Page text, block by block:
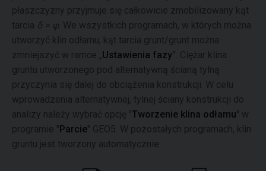
płaszczyzny przyjmuje się całkowicie zmobilizowany kąt
tarcia δ = φ . We wszystkich programach, w których można
utworzyć klin odłamu, kąt tarcia grunt/grunt można
zmniejszyć w ramce „Ustawienia fazy”. Ciężar klina
gruntu utworzonego pod alternatywną ścianą tylną
przyczynia się dalej do obciążenia konstrukcji. W celu
wprowadzenia alternatywnej, tylnej ściany konstrukcji do
analizy należy wybrać opcję "Tworzenie klina odłamu" w
programie "Parcie" GEO5. W pozostałych programach, klin
gruntu jest tworzony automatycznie.